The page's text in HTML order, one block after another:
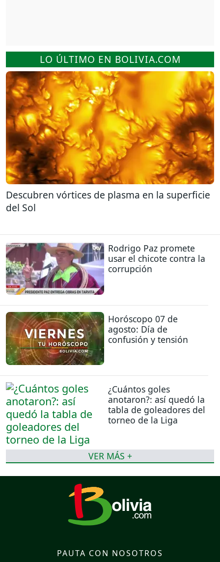
LO ÚLTIMO EN BOLIVIA.COM
Descubren vórtices de plasma en la superficie
del Sol
Rodrigo Paz promete
usar el chicote contra la
corrupción
Horóscopo 07 de
agosto: Día de
confusión y tensión
¿Cuántos goles
anotaron?: así quedó la
tabla de goleadores del
torneo de la Liga
VER MÁS +
PAUTA CON NOSOTROS